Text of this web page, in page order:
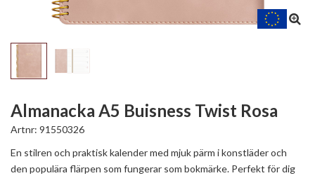
Almanacka A5 Buisness Twist Rosa
Artnr: 91550326
En stilren och praktisk kalender med mjuk pärm i konstläder och
den populära flärpen som fungerar som bokmärke. Perfekt för dig